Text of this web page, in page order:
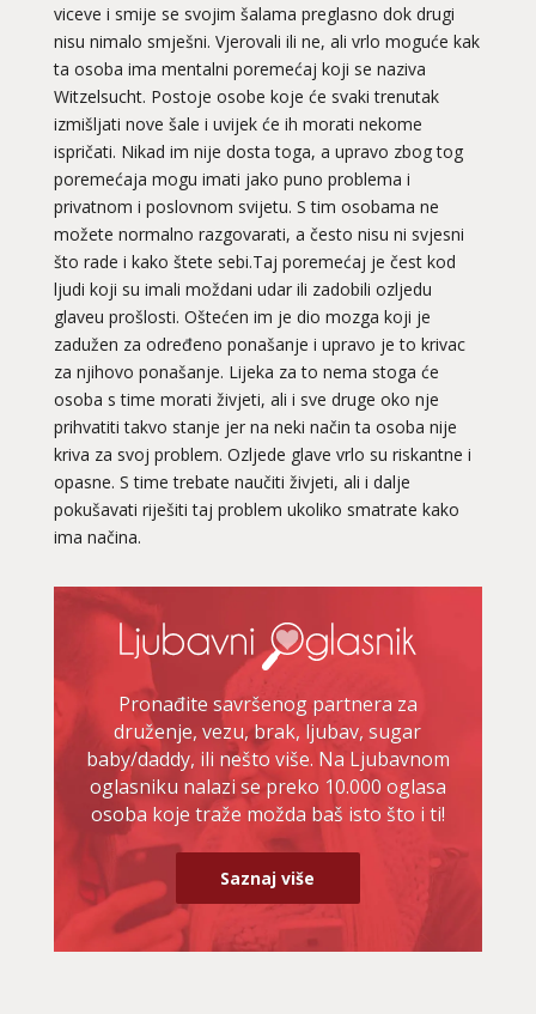
viceve i smije se svojim šalama preglasno dok drugi
nisu nimalo smješni. Vjerovali ili ne, ali vrlo moguće kak
ta osoba ima mentalni poremećaj koji se naziva
Witzelsucht. Postoje osobe koje će svaki trenutak
izmišljati nove šale i uvijek će ih morati nekome
ispričati. Nikad im nije dosta toga, a upravo zbog tog
poremećaja mogu imati jako puno problema i
privatnom i poslovnom svijetu. S tim osobama ne
možete normalno razgovarati, a često nisu ni svjesni
što rade i kako štete sebi.Taj poremećaj je čest kod
ljudi koji su imali moždani udar ili zadobili ozljedu
glaveu prošlosti. Oštećen im je dio mozga koji je
zadužen za određeno ponašanje i upravo je to krivac
za njihovo ponašanje. Lijeka za to nema stoga će
osoba s time morati živjeti, ali i sve druge oko nje
prihvatiti takvo stanje jer na neki način ta osoba nije
kriva za svoj problem. Ozljede glave vrlo su riskantne i
opasne. S time trebate naučiti živjeti, ali i dalje
pokušavati riješiti taj problem ukoliko smatrate kako
ima načina.
Pronađite savršenog partnera za
druženje, vezu, brak, ljubav, sugar
baby/daddy, ili nešto više. Na Ljubavnom
oglasniku nalazi se preko 10.000 oglasa
osoba koje traže možda baš isto što i ti!
Saznaj više